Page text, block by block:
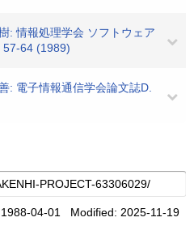
: 情報処理学会 ソフトウェア
57-64 (1989)
: 電子情報通信学会論文誌D.
1988-04-01 Modified: 2025-11-19